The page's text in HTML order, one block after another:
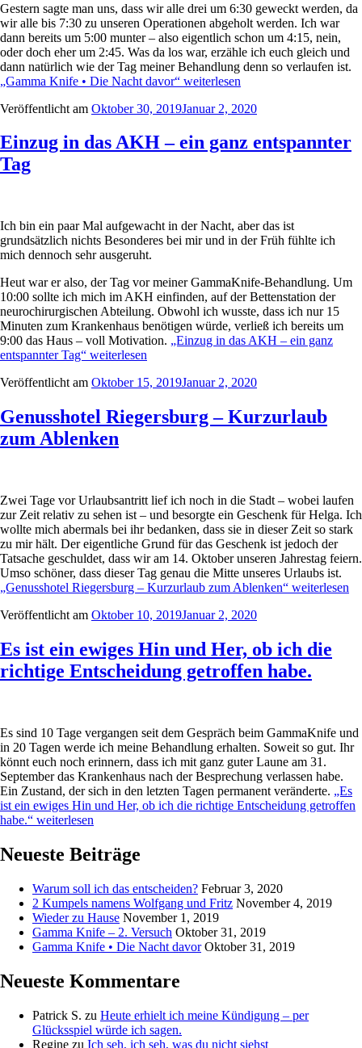
Gestern sagte man uns, dass wir alle drei um 6:30 geweckt werden, da
wir alle bis 7:30 zu unseren Operationen abgeholt werden. Ich war
dann bereits um 5:00 munter – also eigentlich schon um 4:15, nein,
oder doch eher um 2:45. Was da los war, erzähle ich euch gleich und
dann natürlich wie der Tag meiner Behandlung denn so verlaufen ist.
„Gamma Knife • Die Nacht davor“ weiterlesen
Veröffentlicht am Oktober 30, 2019Januar 2, 2020
Einzug in das AKH – ein ganz entspannter
Tag
Ich bin ein paar Mal aufgewacht in der Nacht, aber das ist
grundsätzlich nichts Besonderes bei mir und in der Früh fühlte ich
mich dennoch sehr ausgeruht.
Heut war er also, der Tag vor meiner GammaKnife-Behandlung. Um
10:00 sollte ich mich im AKH einfinden, auf der Bettenstation der
neurochirurgischen Abteilung. Obwohl ich wusste, dass ich nur 15
Minuten zum Krankenhaus benötigen würde, verließ ich bereits um
9:00 das Haus – voll Motivation. „Einzug in das AKH – ein ganz
entspannter Tag“ weiterlesen
Veröffentlicht am Oktober 15, 2019Januar 2, 2020
Genusshotel Riegersburg – Kurzurlaub
zum Ablenken
Zwei Tage vor Urlaubsantritt lief ich noch in die Stadt – wobei laufen
zur Zeit relativ zu sehen ist – und besorgte ein Geschenk für Helga. Ich
wollte mich abermals bei ihr bedanken, dass sie in dieser Zeit so stark
zu mir hält. Der eigentliche Grund für das Geschenk ist jedoch der
Tatsache geschuldet, dass wir am 14. Oktober unseren Jahrestag feiern.
Umso schöner, dass dieser Tag genau die Mitte unseres Urlaubs ist.
„Genusshotel Riegersburg – Kurzurlaub zum Ablenken“ weiterlesen
Veröffentlicht am Oktober 10, 2019Januar 2, 2020
Es ist ein ewiges Hin und Her, ob ich die
richtige Entscheidung getroffen habe.
Es sind 10 Tage vergangen seit dem Gespräch beim GammaKnife und
in 20 Tagen werde ich meine Behandlung erhalten. Soweit so gut. Ihr
könnt euch noch erinnern, dass ich mit ganz guter Laune am 31.
September das Krankenhaus nach der Besprechung verlassen habe.
Ein Zustand, der sich in den letzten Tagen permanent veränderte. „Es
ist ein ewiges Hin und Her, ob ich die richtige Entscheidung getroffen
habe.“ weiterlesen
Neueste Beiträge
Warum soll ich das entscheiden? Februar 3, 2020
2 Kumpels namens Wolfgang und Fritz November 4, 2019
Wieder zu Hause November 1, 2019
Gamma Knife – 2. Versuch Oktober 31, 2019
Gamma Knife • Die Nacht davor Oktober 31, 2019
Neueste Kommentare
Patrick S. zu Heute erhielt ich meine Kündigung – per
Glücksspiel würde ich sagen.
Regine zu Ich seh, ich seh, was du nicht siehst